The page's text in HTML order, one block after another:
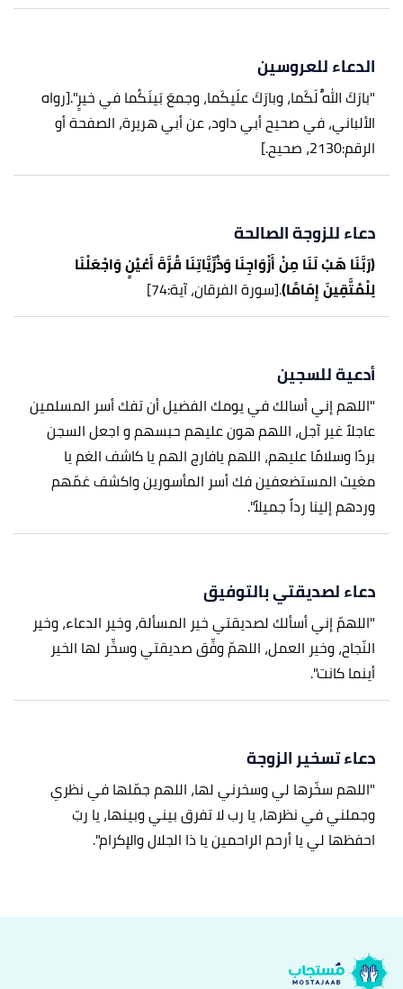
الدعاء للعروسين
"بارَكَ اللَّهُ لَكَما، وبارَكَ علَيكَما، وجمعَ بَينَكُما في خيرٍ".[رواه
الألباني، في صحيح أبي داود، عن أبي هريرة، الصفحة أو
الرقم:2130، صحيح.]
دعاء للزوجة الصالحة
(رَبَّنَا هَبْ لَنَا مِنْ أَزْوَاجِنَا وَذُرِّيَّاتِنَا قُرَّةَ أَعْيُنٍ وَاجْعَلْنَا
لِلْمُتَّقِينَ إِمَامًا).[سورة الفرقان، آية:74]
أدعية للسجين
"اللهم إني أسالك في يومك الفضيل أن تفك أسر المسلمين
عاجلاً غير آجل، اللهم هون عليهم حبسهم و اجعل السجن
بردًا وسلامًا عليهم، اللهم يافارج الهم يا كاشف الغم يا
مغيث المستضعفين فك أسر المأسورين واكشف غمّهم
وردهم إلينا رداً جميلاً".
دعاء لصديقتي بالتوفيق
"اللهمّ إني أسألك لصديقتي خير المسألة، وخير الدعاء، وخير
النّجاح، وخير العمل، اللهمّ وفِّق صديقتي وسخِّر لها الخير
أينما كانت".
دعاء تسخير الزوجة
"اللهم سخّرها لي وسخرني لها، اللهم جمّلها في نظري
وجملني في نظرها، يا رب لا تفرق بيني وبينها، يا ربّ
احفظها لي يا أرحم الراحمين يا ذا الجلال والإكرام".